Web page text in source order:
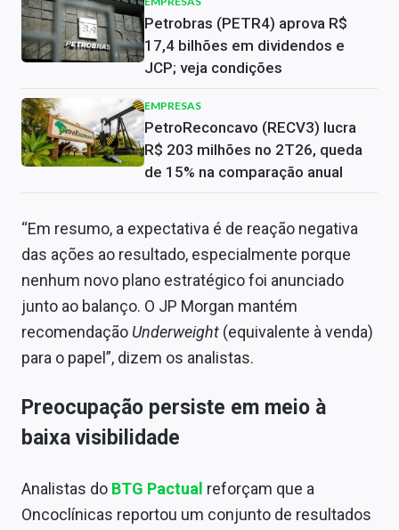
Petrobras (PETR4) aprova R$
17,4 bilhões em dividendos e
JCP; veja condições
EMPRESAS
PetroReconcavo (RECV3) lucra
R$ 203 milhões no 2T26, queda
de 15% na comparação anual
“Em resumo, a expectativa é de reação negativa
das ações ao resultado, especialmente porque
nenhum novo plano estratégico foi anunciado
junto ao balanço. O JP Morgan mantém
recomendação Underweight (equivalente à venda)
para o papel”, dizem os analistas.
Preocupação persiste em meio à
baixa visibilidade
Analistas do BTG Pactual reforçam que a
Oncoclínicas reportou um conjunto de resultados